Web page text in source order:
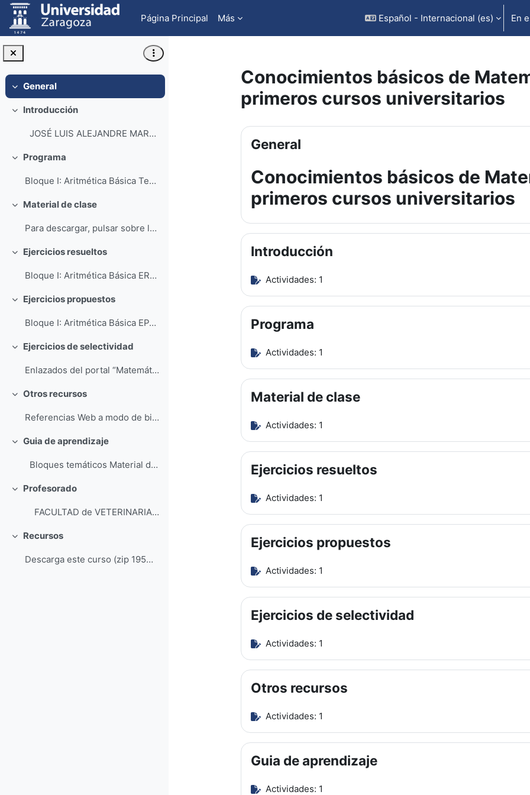
Salta al contenido principal
Página Principal
Más Español - Internacional ‎(es)‎ En
Colapsar
General
Colapsar
Introducción
JOSÉ LUIS ALEJANDRE MARCO ANA ISABEL...
Colapsar
Programa
Bloque I: Aritmética Básica Tema 01: Operacione...
Colapsar
Material de clase
Para descargar, pulsar sobre las imágenes. Según ...
Colapsar
Ejercicios resueltos
Bloque I: Aritmética Básica ER-F-001. Tema 01: ...
Colapsar
Ejercicios propuestos
Bloque I: Aritmética Básica EP-F-001. Tema 01: ...
Colapsar
Ejercicios de selectividad
Enlazados del portal “Matemáticas Educativas” www....
Colapsar
Otros recursos
Referencias Web a modo de bibliografía de sitios...
Colapsar
Guia de aprendizaje
Bloques temáticos Material de clase Eje...
Colapsar
Profesorado
FACULTAD de VETERINARIA Departa...
Colapsar
Recursos
Descarga este curso (zip 195MB)
Conocimientos básicos de
primeros cursos universitarios
Perfilado de sección
General
Conocimientos básicos de
primeros cursos universitarios
Introducción
Actividades: 1
Programa
Actividades: 1
Material de clase
Actividades: 1
Ejercicios resueltos
Actividades: 1
Ejercicios propuestos
Actividades: 1
Ejercicios de selectividad
Actividades: 1
Otros recursos
Actividades: 1
Guia de aprendizaje
Actividades: 1